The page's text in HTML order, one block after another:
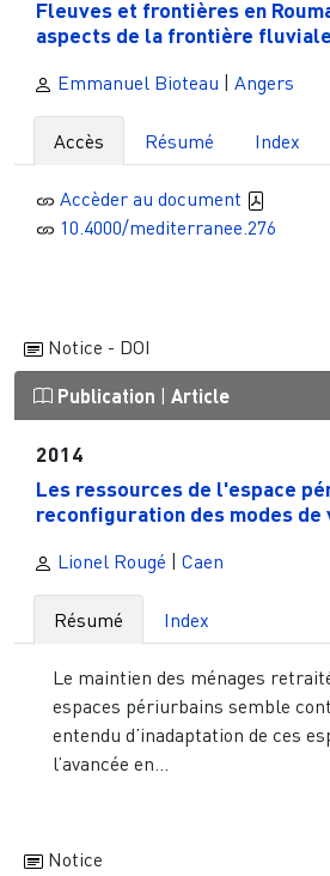
Fleuves et frontières en
aspects de la frontière fluviale
Emmanuel Bioteau Angers
Accès Résumé Index
Accèder au document
10.4000/mediterranee.276
Notice - DOI
Publication | Article
2014
Les ressources de l'espace
reconfiguration des modes de
Lionel Rougé Caen
Résumé Index
Le maintien des ménages
espaces périurbains semble
entendu d’inadaptation de ces
l’avancée en...
Notice